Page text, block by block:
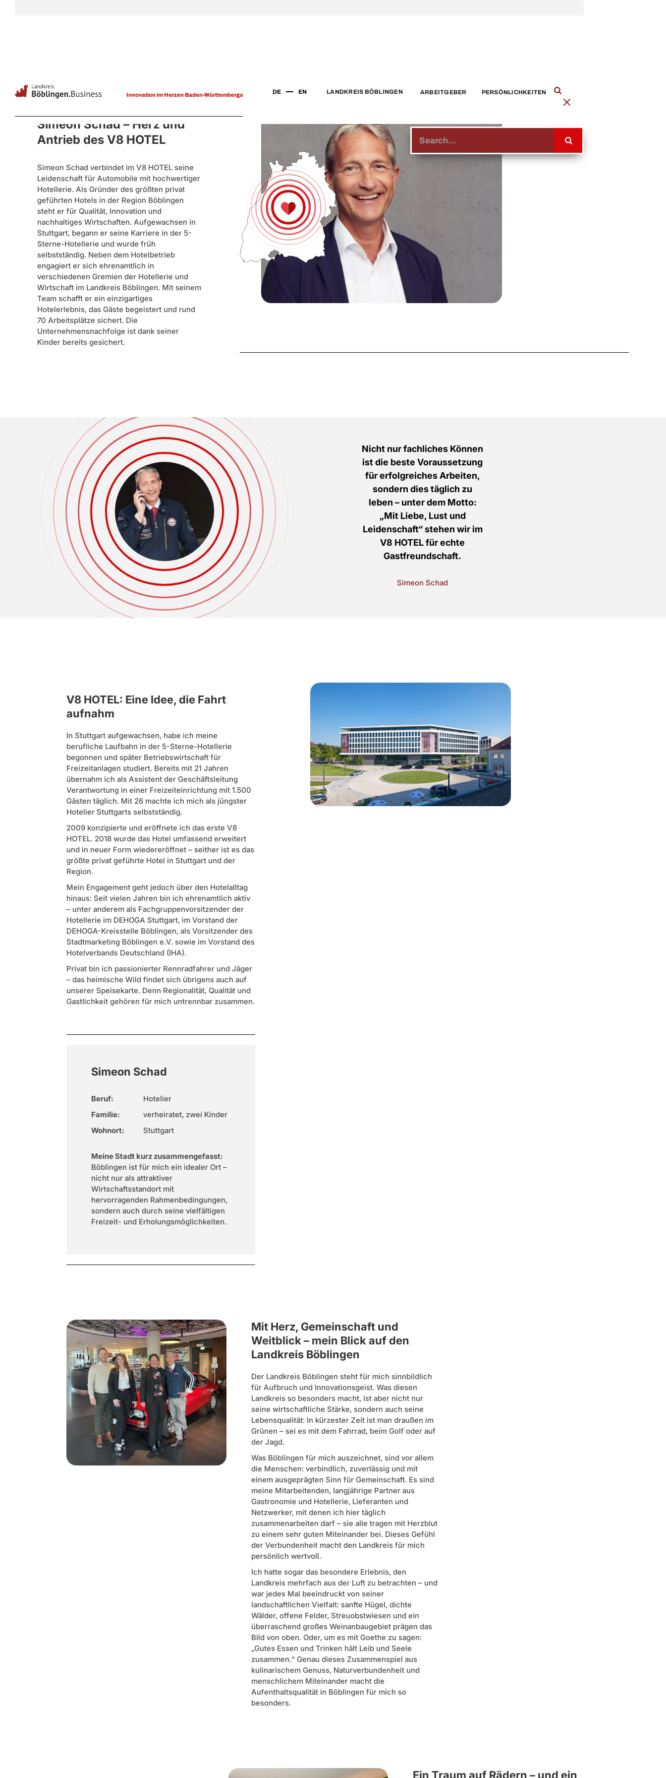
Innovation im Herzen Baden-Württembergs DE EN LANDKREIS BÖBLINGEN ARBEITGEBER PERSÖNLICHKEITEN
Simeon Schad – Herz und
Antrieb des V8 HOTEL
Simeon Schad verbindet im V8 HOTEL seine
Leidenschaft für Automobile mit hochwertiger
Hotellerie. Als Gründer des größten privat
geführten Hotels in der Region Böblingen
steht er für Qualität, Innovation und
nachhaltiges Wirtschaften. Aufgewachsen in
Stuttgart, begann er seine Karriere in der 5-
Sterne-Hotellerie und wurde früh
selbstständig. Neben dem Hotelbetrieb
engagiert er sich ehrenamtlich in
verschiedenen Gremien der Hotellerie und
Wirtschaft im Landkreis Böblingen. Mit seinem
Team schafft er ein einzigartiges
Hotelerlebnis, das Gäste begeistert und rund
70 Arbeitsplätze sichert. Die
Unternehmensnachfolge ist dank seiner
Kinder bereits gesichert.
Nicht nur fachliches Können
ist die beste Voraussetzung
für erfolgreiches Arbeiten,
sondern dies täglich zu
leben – unter dem Motto:
„Mit Liebe, Lust und
Leidenschaft“ stehen wir im
V8 HOTEL für echte
Gastfreundschaft.
Simeon Schad
V8 HOTEL: Eine Idee, die Fahrt
aufnahm
In Stuttgart aufgewachsen, habe ich meine
berufliche Laufbahn in der 5-Sterne-Hotellerie
begonnen und später Betriebswirtschaft für
Freizeitanlagen studiert. Bereits mit 21 Jahren
übernahm ich als Assistent der Geschäftsleitung
Verantwortung in einer Freizeiteinrichtung mit 1.500
Gästen täglich. Mit 26 machte ich mich als jüngster
Hotelier Stuttgarts selbstständig.
2009 konzipierte und eröffnete ich das erste V8
HOTEL. 2018 wurde das Hotel umfassend erweitert
und in neuer Form wiedereröffnet – seither ist es das
größte privat geführte Hotel in Stuttgart und der
Region.
Mein Engagement geht jedoch über den Hotelalltag
hinaus: Seit vielen Jahren bin ich ehrenamtlich aktiv
– unter anderem als Fachgruppenvorsitzender der
Hotellerie im DEHOGA Stuttgart, im Vorstand der
DEHOGA-Kreisstelle Böblingen, als Vorsitzender des
Stadtmarketing Böblingen e.V. sowie im Vorstand des
Hotelverbands Deutschland (IHA).
Privat bin ich passionierter Rennradfahrer und Jäger
– das heimische Wild findet sich übrigens auch auf
unserer Speisekarte. Denn Regionalität, Qualität und
Gastlichkeit gehören für mich untrennbar zusammen.
Simeon Schad
Beruf:
Hotelier
Familie:
verheiratet, zwei Kinder
Wohnort:
Stuttgart
Meine Stadt kurz zusammengefasst:
Böblingen ist für mich ein idealer Ort –
nicht nur als attraktiver
Wirtschaftsstandort mit
hervorragenden Rahmenbedingungen,
sondern auch durch seine vielfältigen
Freizeit- und Erholungsmöglichkeiten.
Mit Herz, Gemeinschaft und
Weitblick – mein Blick auf den
Landkreis Böblingen
Der Landkreis Böblingen steht für mich sinnbildlich
für Aufbruch und Innovationsgeist. Was diesen
Landkreis so besonders macht, ist aber nicht nur
seine wirtschaftliche Stärke, sondern auch seine
Lebensqualität: In kürzester Zeit ist man draußen im
Grünen – sei es mit dem Fahrrad, beim Golf oder auf
der Jagd.
Was Böblingen für mich auszeichnet, sind vor allem
die Menschen: verbindlich, zuverlässig und mit
einem ausgeprägten Sinn für Gemeinschaft. Es sind
meine Mitarbeitenden, langjährige Partner aus
Gastronomie und Hotellerie, Lieferanten und
Netzwerker, mit denen ich hier täglich
zusammenarbeiten darf – sie alle tragen mit Herzblut
zu einem sehr guten Miteinander bei. Dieses Gefühl
der Verbundenheit macht den Landkreis für mich
persönlich wertvoll.
Ich hatte sogar das besondere Erlebnis, den
Landkreis mehrfach aus der Luft zu betrachten – und
war jedes Mal beeindruckt von seiner
landschaftlichen Vielfalt: sanfte Hügel, dichte
Wälder, offene Felder, Streuobstwiesen und ein
überraschend großes Weinanbaugebiet prägen das
Bild von oben. Oder, um es mit Goethe zu sagen:
„Gutes Essen und Trinken hält Leib und Seele
zusammen.“ Genau dieses Zusammenspiel aus
kulinarischem Genuss, Naturverbundenheit und
menschlichem Miteinander macht die
Aufenthaltsqualität in Böblingen für mich so
besonders.
Ein Traum auf Rädern – und ein